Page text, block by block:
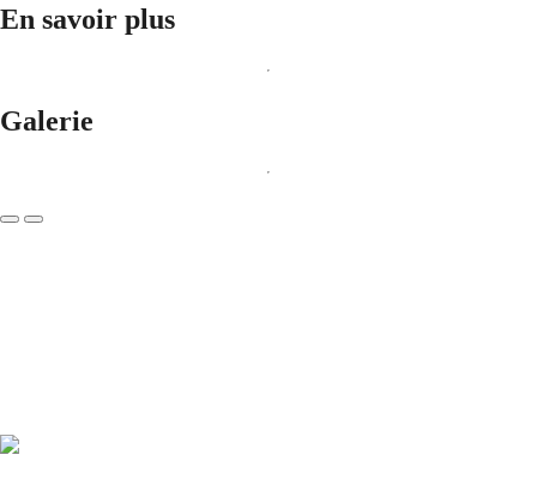
En savoir plus
Galerie